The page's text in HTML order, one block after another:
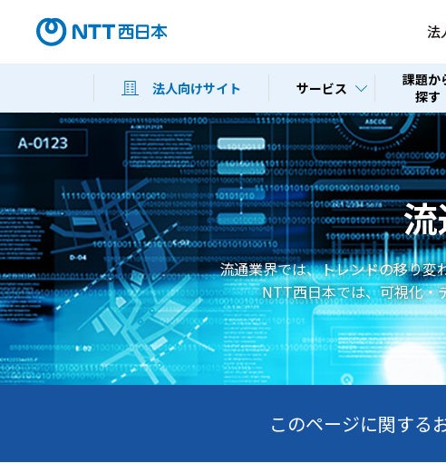
法
法人向けサイト サービス
課題か
探す
流通業界では、トレンドの移り変
NTT西日本では、可視化・
このページに関する